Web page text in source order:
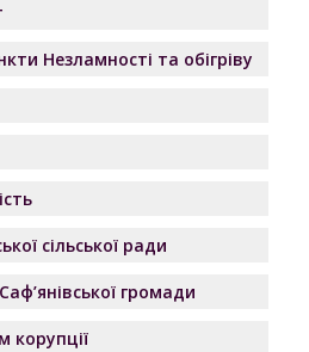
Незламності та обігріву
сільської ради
громади
корупції